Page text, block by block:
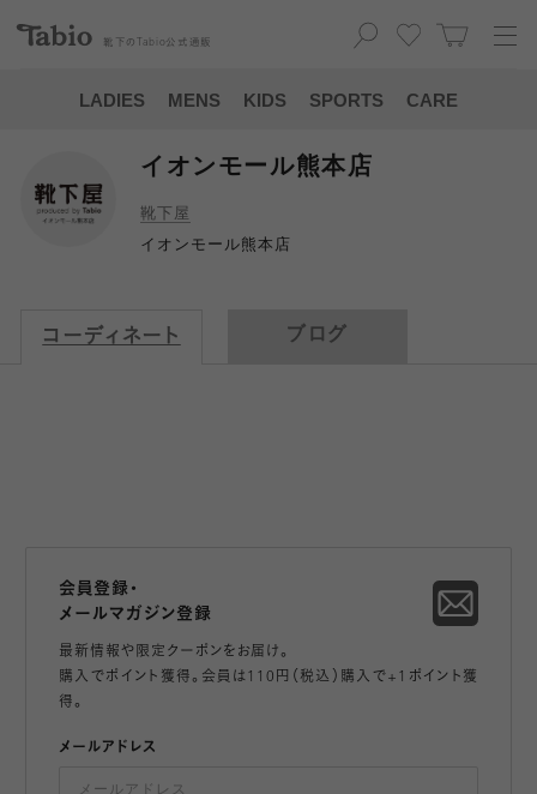
靴下の Tabio 公式通販
LADIES MENS KIDS SPORTS CARE
イオンモール熊本店
靴下屋
イオンモール熊本店
コーディネート ブログ
会員登録・
メールマガジン登録
最新情報や限定クーポンをお届け。
購入でポイント獲得。会員は110円（税込）購入で+1ポイント獲
得。
メールアドレス